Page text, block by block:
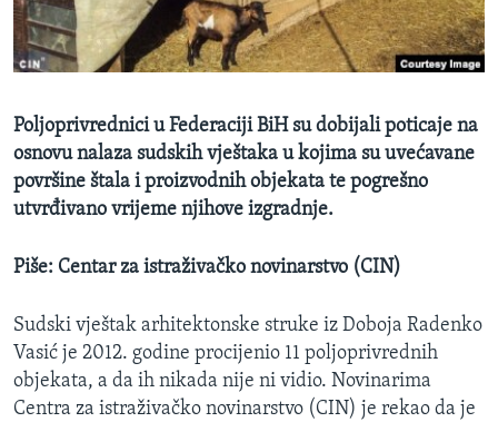
MAGAZIN
O GLASU AMERIKE
Learning English
PRATITE NAS
Poljoprivrednici u Federaciji BiH su dobijali poticaje na
osnovu nalaza sudskih vještaka u kojima su uvećavane
površine štala i proizvodnih objekata te pogrešno
utvrđivano vrijeme njihove izgradnje.
Piše: Centar za istraživačko novinarstvo (CIN)
Sudski vještak arhitektonske struke iz Doboja Radenko
Vasić je 2012. godine procijenio 11 poljoprivrednih
objekata, a da ih nikada nije ni vidio. Novinarima
Centra za istraživačko novinarstvo (CIN) je rekao da je